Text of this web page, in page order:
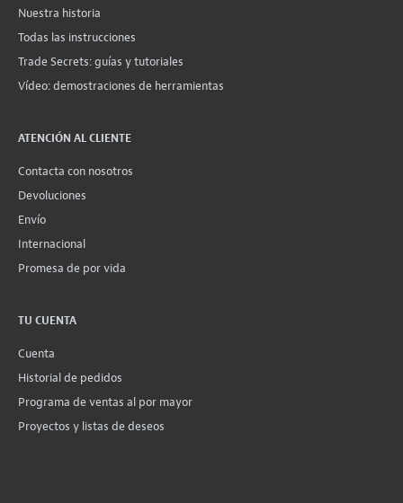
Nuestra historia
Todas las instrucciones
Trade Secrets: guías y tutoriales
Vídeo: demostraciones de herramientas
ATENCIÓN AL CLIENTE
Contacta con nosotros
Devoluciones
Envío
Internacional
Promesa de por vida
TU CUENTA
Cuenta
Historial de pedidos
Programa de ventas al por mayor
Proyectos y listas de deseos